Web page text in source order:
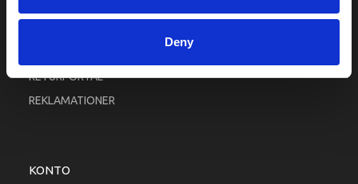
Deny
RETURPORTAL
REKLAMATIONER
KONTO